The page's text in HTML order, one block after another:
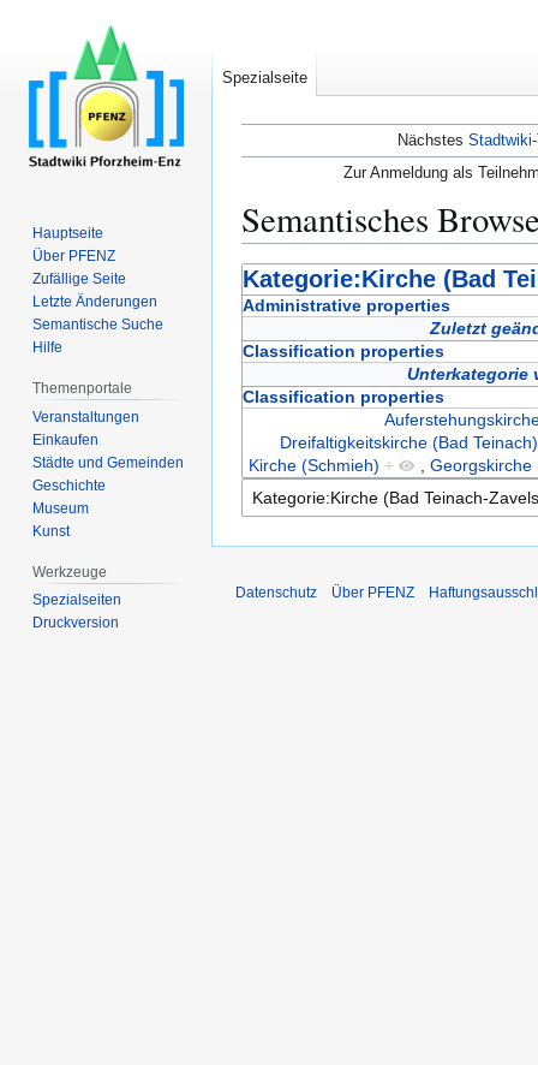
Nächstes
Zur Anmeldung als
Semantisches
Zur
Navigation
Zur
Suche
Kategorie:Kirche (Bad
Administrative properties
Zuletzt
Classification properties
Unterkategorie
Classification properties
Dreifaltigkeitskirche (Bad Teinach)
Kirche (Schmieh) + ,Georgskirche
Spezialseite
Hauptseite
Über PFENZ
Zufällige Seite
Letzte Änderungen
Semantische Suche
Hilfe
Themenportale
Veranstaltungen
Einkaufen
Städte und Gemeinden
Geschichte
Museum
Kunst
Werkzeuge
Spezialseiten
Druckversion
Datenschutz Über PFENZ